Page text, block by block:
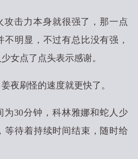
攻击力本身就很强了，那一点
明显，不过有总比没有强，
女点了点头表示感谢。
夜刷怪的速度就更快了。
为30分钟，科林雅娜和蛇人少
等待着持续时间结束，随时给